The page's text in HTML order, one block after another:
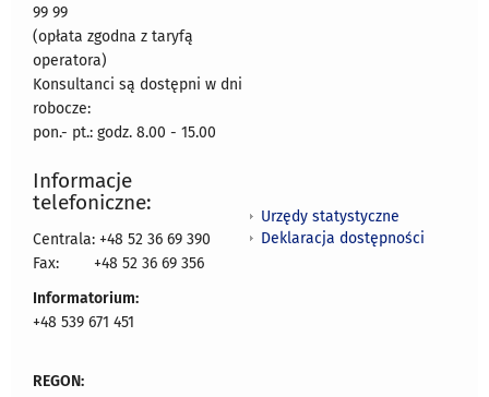
99 99
(opłata zgodna z taryfą
operatora)
Konsultanci są dostępni w dni
robocze:
pon.- pt.: godz. 8.00 - 15.00
Informacje
telefoniczne:
Centrala: +48 52 36 69 390
Fax:
+48 52 36 69 356
Informatorium:
+48 539 671 451
REGON:
Urzędy statystyczne
Deklaracja dostępności